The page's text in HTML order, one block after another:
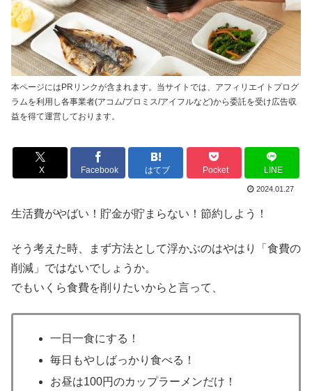
本ページにはPRリンクが含まれます。当サイトでは、アフィリエイトプログ
ラムを利用し各事業者(アコム/プロミス/アイフルなど)から委託を受け広告収
益を得て運営しております。
X Facebook はてブ Pocket LINE
2024.01.27
生活費がやばい！貯金が貯まらない！節約しよう！
そう考えた時、まず方法として浮かぶのはやはり「食費の
削減」ではないでしょうか。
でもいくら食費を削りたいからと言って、
一日一食にする！
毎日もやしばっかり食べる！
お昼は100円のカップラーメンだけ！